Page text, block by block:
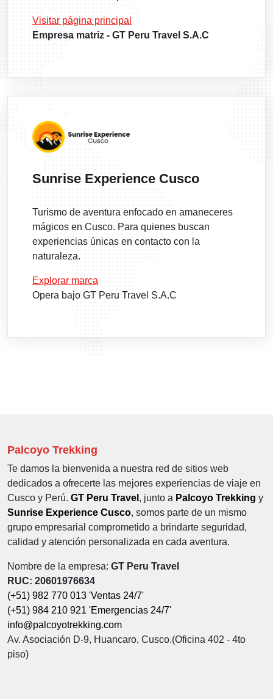
Visitar página principal
Empresa matriz - GT Peru Travel S.A.C
Sunrise Experience Cusco
Turismo de aventura enfocado en amaneceres
mágicos en Cusco. Para quienes buscan
experiencias únicas en contacto con la
naturaleza.
Explorar marca
Opera bajo GT Peru Travel S.A.C
Palcoyo Trekking
Te damos la bienvenida a nuestra red de sitios web
dedicados a ofrecerte las mejores experiencias de viaje en
Cusco y Perú. GT Peru Travel , junto a Palcoyo Trekking y
Sunrise Experience Cusco, somos parte de un mismo
grupo empresarial comprometido a brindarte seguridad,
calidad y atención personalizada en cada aventura.
Nombre de la empresa: GT Peru Travel
RUC: 20601976634
(+51) 982 770 013 'Ventas 24/7'
(+51) 984 210 921 'Emergencias 24/7'
info@palcoyotrekking.com
Av. Asociación D-9, Huancaro, Cusco.(Oficina 402 - 4to
piso)